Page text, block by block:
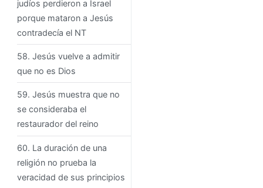
judíos perdieron a Israel
porque mataron a Jesús
contradecía el NT
58. Jesús vuelve a admitir
que no es Dios
59. Jesús muestra que no
se consideraba el
restaurador del reino
60. La duración de una
religión no prueba la
veracidad de sus principios